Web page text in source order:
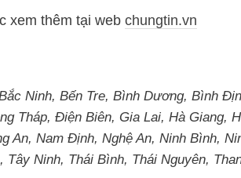
xem thêm tại web chungtin.vn
Ninh, Bến Tre, Bình Dương, Bình
Điện Biên, Gia Lai, Hà Giang,
Nam Định, Nghệ An, Ninh Bình,
Ninh, Thái Bình, Thái Nguyên,